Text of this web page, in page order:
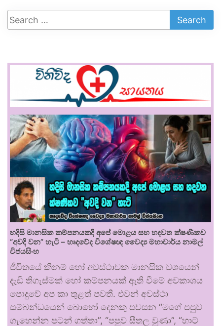
හදිසි මානසික කම්පනයකදී අපේ මොළය සහ හදවත ක්ෂණිකව
“අවදි වන” හැටි – හෘදවේද විශේෂඥ වෛද්‍ය මහාචාර්ය නාමල්
විජයසිංහ
ජීවිතයේ කිනම් හෝ අවස්ථාවක මානසික වශයෙන්
දැඩි තිගැස්මක් හෝ කම්පනයක් ඇති වීමේ අවකාශය
පොදුවේ අප කා තුළත් පවතී. එවන් අවස්ථා
සම්බන්ධයෙන් බොහෝ දෙනකු පවසන “මගේ පපුව
ගැහෙන්න පටන් ගත්තා”, “පපුව සීතල වුණා”, “හාට්